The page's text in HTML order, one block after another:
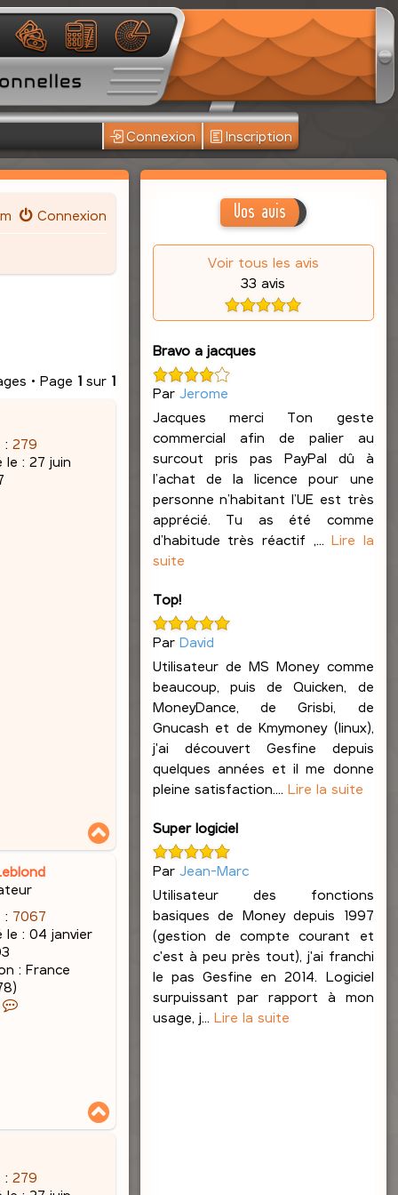
Connexion Inscription
Connexion
• Page 1sur 1
: 279
le : 27 juin
: 7067
le : 04 janvier
: France
e
a
: 279
Vos avis
Voir tous les avis
33 avis
Bravo a jacques
Par Jerome
Jacques merci Ton geste
commercial afin de palier au
surcout pris pas PayPal dû à
l’achat de la licence pour une
personne n’habitant l’UE est très
apprécié. Tu as été comme
d’habitude très réactif ,...Lire la
suite
Top!
Par David
Utilisateur de MS Money comme
beaucoup, puis de Quicken, de
MoneyDance, de Grisbi, de
Gnucash et de Kmymoney (linux),
j'ai découvert Gesfine depuis
quelques années et il me donne
pleine satisfaction.... Lire la suite
Super logiciel
Par Jean-Marc
Utilisateur des fonctions
basiques de Money depuis 1997
(gestion de compte courant et
c'est à peu près tout), j'ai franchi
le pas Gesfine en 2014. Logiciel
surpuissant par rapport à mon
usage, j... Lire la suite